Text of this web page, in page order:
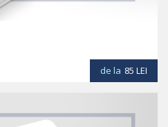
de la 85 LEI